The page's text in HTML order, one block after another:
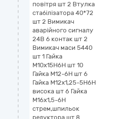
повітря шт 2 Втулка
стабілізатора 40*72
шт 2 Вимикач
аварійного сигналу
24В 6 контак шт 2
Вимикач маси 5440
шт 1 Гайка
М10х15Н6Н шт 10
Гайка М12-6Н шт 6
Гайка М12х1,25-5Н6Н
висока шт 6 Гайка
М16х1,5-6Н
стрем,шпильок
редуктора шт 8